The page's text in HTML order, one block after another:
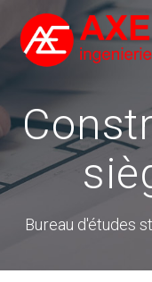
Bureau d'études